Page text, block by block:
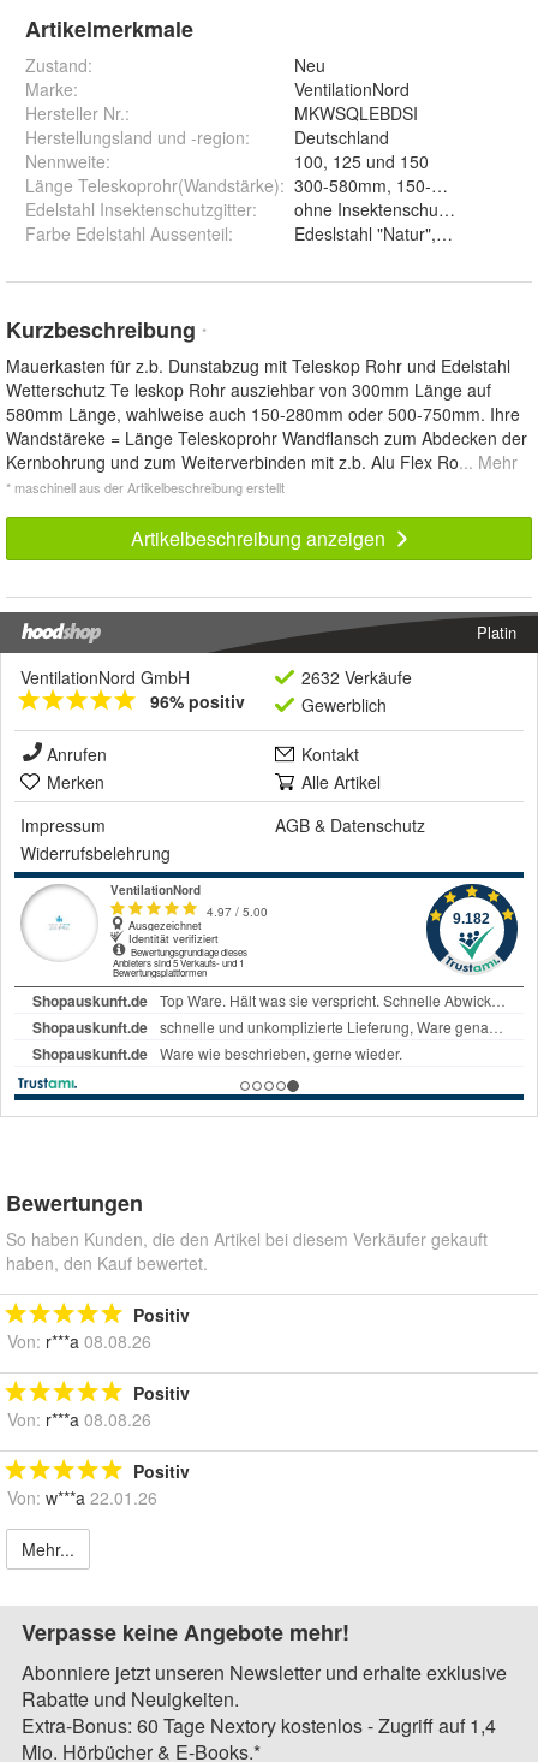
Artikelmerkmale
Zustand:
Neu
Marke:
VentilationNord
Hersteller Nr.:
MKWSQLEBDSI
Herstellungsland und -region:
Deutschland
Nennweite:
100, 125 und 150
Länge Teleskoprohr(Wandstärke):
Edelstahl Insektenschutzgitter:
Farbe Edelstahl Aussenteil: Edeslstahl "Natur", Edelstahl
Kurzbeschreibung *
Mauerkasten für z.b. Dunstabzug mit Teleskop Rohr und Edelstahl
Wetterschutz Te leskop Rohr ausziehbar von 300mm Länge auf
580mm Länge, wahlweise auch 150-280mm oder 500-750mm. Ihre
Wandstäreke = Länge Teleskoprohr Wandflansch zum Abdecken der
Kernbohrung und zum Weiterverbinden mit z.b. Alu Flex Ro... Mehr
* maschinell aus der Artikelbeschreibung erstellt
Artikelbeschreibung anzeigen
Platin
VentilationNord GmbH
96% positiv
2632 Verkäufe
Gewerblich
Anrufen
Kontakt
Merken
Alle Artikel
Impressum
AGB & Datenschutz
Widerrufsbelehrung
Bewertungen
So haben Kunden, die den Artikel bei diesem Verkäufer gekauft
haben, den Kauf bewertet.
Positiv
Von: r***a 08.08.26
Positiv
Von: r***a 08.08.26
Positiv
Von: w***a 22.01.26
Mehr...
Verpasse keine Angebote mehr!
Abonniere jetzt unseren Newsletter und erhalte exklusive
Rabatte und Neuigkeiten.
Extra-Bonus: 60 Tage Nextory kostenlos - Zugriff auf 1,4
Mio. Hörbücher & E-Books.*